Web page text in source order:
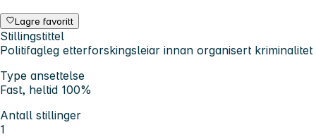
Lagre favoritt
Stillingstittel
Politifagleg etterforskingsleiar innan organisert kriminalitet
Type ansettelse
Fast, heltid 100%
Antall stillinger
1